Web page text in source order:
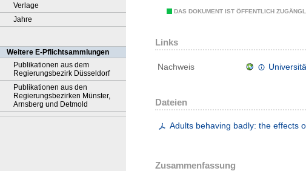
Verlage
Jahre
Weitere E-Pflichtsammlungen
Publikationen aus dem
Regierungsbezirk Düsseldorf
Publikationen aus den
Regierungsbezirken Münster,
Arnsberg und Detmold
DAS DOKUMENT IST ÖFFENTLICH
Links
Nachweis
Dateien
Adults behaving badly: the effects
Zusammenfassung